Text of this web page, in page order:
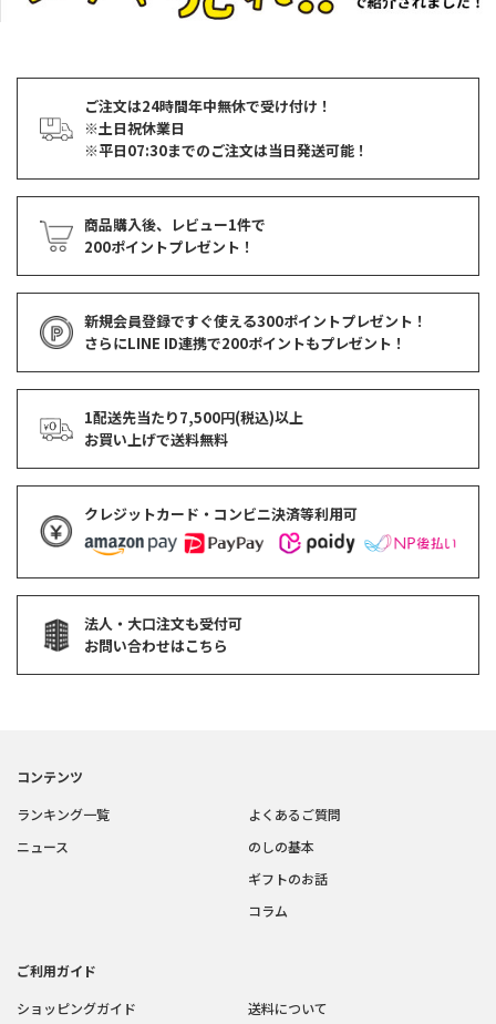
ご注文は24時間年中無休で受け付け！
※土日祝休業日
※平日07:30までのご注文は当日発送可能！
商品購入後、レビュー1件で
200ポイントプレゼント！
新規会員登録ですぐ使える300ポイントプレゼント！
さらにLINE ID連携で200ポイントもプレゼント！
1配送先当たり7,500円(税込)以上
お買い上げで送料無料
クレジットカード・コンビニ決済等利用可
法人・大口注文も受付可
お問い合わせはこちら
コンテンツ
ランキング一覧
ニュース
よくあるご質問
のしの基本
ギフトのお話
コラム
ご利用ガイド
ショッピングガイド
送料について